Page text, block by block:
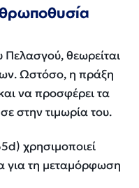
Πελασγού, θεωρείται
Ωστόσο, η πράξη
να προσφέρει τα
στην τιμωρία του.
χρησιμοποιεί
για τη μεταμόρφωση